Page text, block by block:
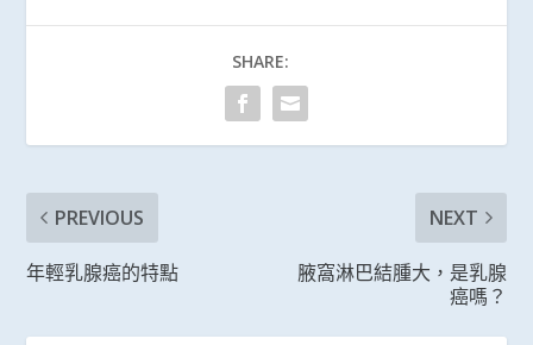
SHARE:
PREVIOUS
年輕乳腺癌的特點
NEXT
腋窩淋巴結腫大，是乳腺
癌嗎？